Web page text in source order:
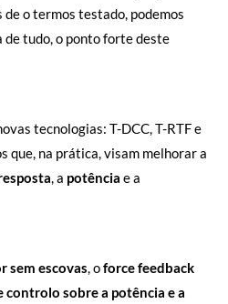
de o termos testado, podemos
de tudo, o ponto forte deste
tecnologias: T-DCC, T-RTF e
que, na prática, visam melhorar a
, a potência e a
sem escovas, oforce feedback
controlo sobre a potência e a